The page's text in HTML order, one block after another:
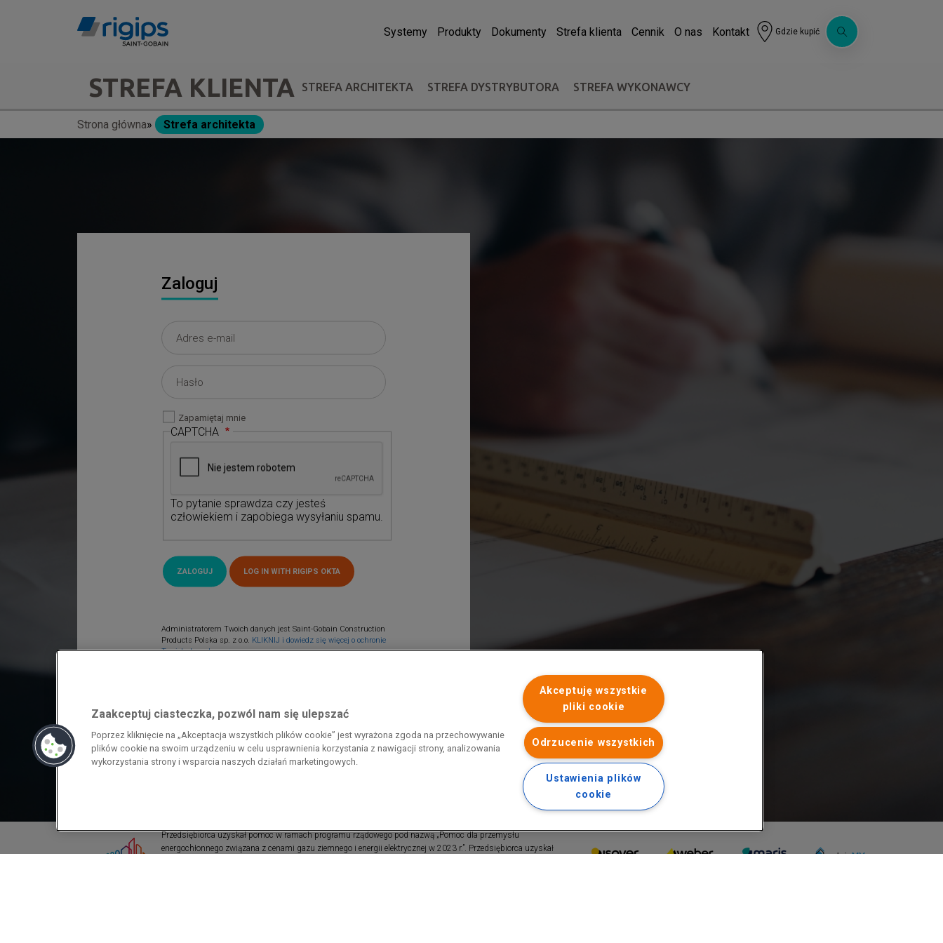
Systemy Produkty Dokumenty Strefa klienta Cennik O nas Kontakt Gdzie kupić
navigation
-
STREFA KLIENTA STREFA ARCHITEKTA STREFA DYSTRYBUTORA STREFA WYKONAWCY
Ścieżka
Strona główna Strefa architekta
Zaloguj
Zapamiętaj mnie
CAPTCHA
To pytanie sprawdza czy jesteś
człowiekiem i zapobiega wysyłaniu spamu.
Administratorem Twoich danych jest Saint-Gobain Construction
Products Polska sp. z o.o. KLIKNIJ i dowiedz się więcej o ochronie
Twoich danych.
Przedsiębiorca uzyskał pomoc w ramach programu rządowego pod nazwą „Pomoc dla przemysłu
energochłonnego związana z cenami gazu ziemnego i energii elektrycznej w 2023 r.”. Przedsiębiorca uzyskał
Zaakceptuj ciasteczka, pozwól nam się ulepszać
Poprzez kliknięcie na „Akceptacja wszystkich plików cookie” jest wyrażona zgoda na przechowywanie
plików cookie na swoim urządzeniu w celu usprawnienia korzystania z nawigacji strony, analizowania
wykorzystania strony i wsparcia naszych działań marketingowych.
Akceptuję wszystkie
pliki cookie
Odrzucenie wszystkich
Ustawienia plików
cookie